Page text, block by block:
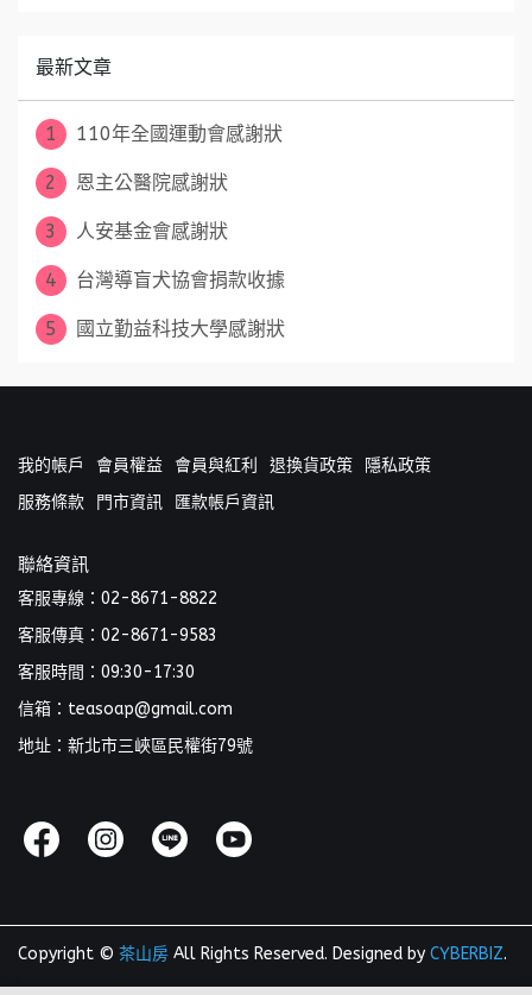
最新文章
1 110年全國運動會感謝狀
2 恩主公醫院感謝狀
3 人安基金會感謝狀
4 台灣導盲犬協會捐款收據
5 國立勤益科技大學感謝狀
我的帳戶 會員權益 會員與紅利 退換貨政策
隱私政策
服務條款
門市資訊 匯款帳戶資訊
聯絡資訊
客服專線：02-8671-8822
客服傳真：02-8671-9583
客服時間：09:30-17:30
信箱：teasoap@gmail.com
地址：新北市三峽區民權街79號
Copyright © 茶山房 All Rights Reserved. Designed by CYBERBIZ.